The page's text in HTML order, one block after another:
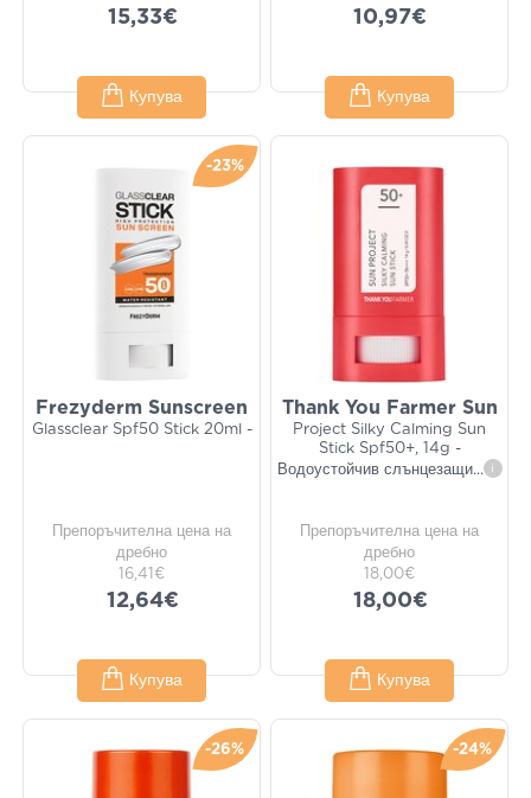
15,33€
Купува
10,97€
Купува
-23%
Frezyderm Sunscreen
Glassclear Spf50 Stick 20ml -
Препоръчителна цена на
дребно
16,41€
12,64€
Купува
Thank You Farmer Sun
Project Silky Calming Sun
Stick Spf50+, 14g -
Водоустойчив слънцезащи... i
Препоръчителна цена на
дребно
18,00€
18,00€
Купува
-26% -24%